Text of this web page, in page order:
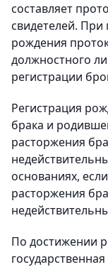
составляет
свидетелей. При
рождения
должностного
регистрации
Регистрация
брака и
расторжения
основаниях,
расторжения
По достижении